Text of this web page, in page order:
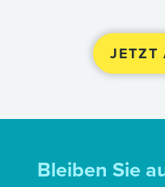
Bleiben Sie